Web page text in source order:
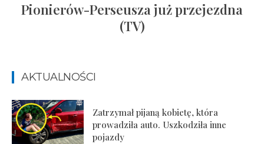
Pionierów-Perseusza już przejezdna
(TV)
AKTUALNOŚCI
Zatrzymał pijaną kobietę, która
prowadziła auto. Uszkodziła inne
pojazdy